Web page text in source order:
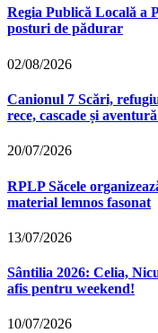
Regia Publică Locală a
posturi de pădurar
02/08/2026
Canionul 7 Scări,
rece, cascade și
20/07/2026
RPLP Săcele
material lemnos fasonat
13/07/2026
Sântilia 2026: Celia,
afis pentru weekend!
10/07/2026